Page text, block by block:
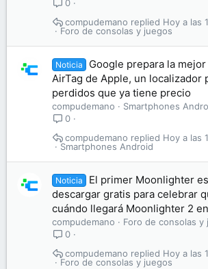
0
Foro de consolas y juegos
Hoy a las
compudemano
Noticia
Google prepara la
AirTag de Apple, un localizador
perdidos que ya tiene precio
compudemano
Smartphones
0
Smartphones Android
Hoy a las
compudemano
Noticia
El primer Moonlighter
descargar gratis para celebrar
cuándo llegará Moonlighter 2
compudemano
Foro de consolas y
0
Foro de consolas y juegos
Hoy a las
compudemano